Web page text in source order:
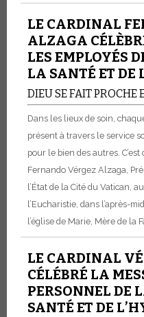
LE CARDINAL
ALZAGA
LES EMPLOYÉS
LA SANTÉ ET DE
DIEU SE FAIT PROCHE
Dans les lieux de soin,
présent à travers le service
pour le bien des autres.
Fernando Vérgez Alzaga,
l’État de la Cité du Vatican,
l’Eucharistie, dans l’après-
l’église de Marie, Mère de la
LE CARDINAL
CÉLÉBRÉ LA
PERSONNEL DE
SANTÉ ET DE